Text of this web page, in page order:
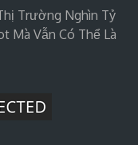
Trường Nghìn Tỷ
Mà Vẫn Có Thể Là